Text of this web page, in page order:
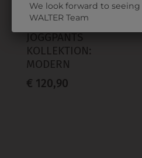
313612820021
DAMEN
JOGGPANTS
KOLLEKTION:
MODERN
€ 120,90
We look forward to seeing
WALTER Team